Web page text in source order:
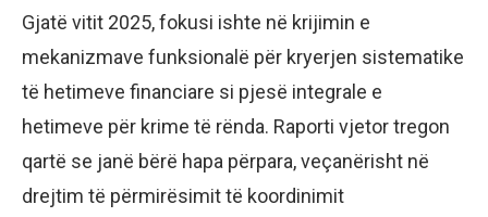
Gjatë vitit 2025, fokusi ishte në krijimin e
mekanizmave funksionalë për kryerjen sistematike
të hetimeve financiare si pjesë integrale e
hetimeve për krime të rënda. Raporti vjetor tregon
qartë se janë bërë hapa përpara, veçanërisht në
drejtim të përmirësimit të koordinimit